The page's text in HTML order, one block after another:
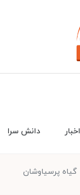
دانش سرا اخبار
گیاه پرسیاوشان